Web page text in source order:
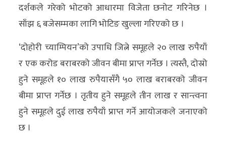
दर्शकले गरेको भोटको आधारमा विजेता छनोट गरिनेछ ।
साँझ ६ बजेसम्मका लागि भोटिङ खुल्ला गरिएको छ ।
‘दोहोरी च्याम्पियन’को उपाधि जित्ने समूहले २० लाख रुपैयाँ
र एक करोड बराबरको जीवन बीमा प्राप्त गर्नेछ । त्यस्तै, दोस्रो
हुने समूहले १० लाख रुपैयासँगै ५० लाख बराबरको जीवन
बीमा प्राप्त गर्नेछ । तृतीय हुने समूहले तीन लाख र सान्त्वना
हुने समूहले दुई लाख रुपैयाँ प्राप्त गर्ने आयोजकले जनाएको
छ ।